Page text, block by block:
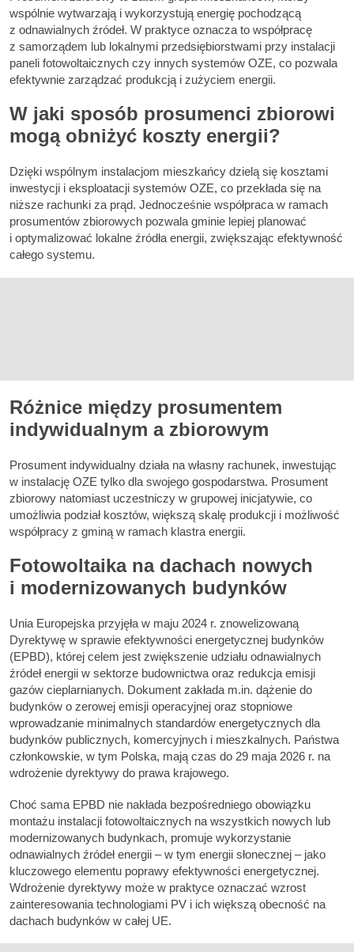
wspólnie wytwarzają i wykorzystują energię pochodzącą
z odnawialnych źródeł. W praktyce oznacza to współpracę
z samorządem lub lokalnymi przedsiębiorstwami przy instalacji
paneli fotowoltaicznych czy innych systemów OZE, co pozwala
efektywnie zarządzać produkcją i zużyciem energii.
W jaki sposób prosumenci zbiorowi
mogą obniżyć koszty energii?
Dzięki wspólnym instalacjom mieszkańcy dzielą się kosztami
inwestycji i eksploatacji systemów OZE, co przekłada się na
niższe rachunki za prąd. Jednocześnie współpraca w ramach
prosumentów zbiorowych pozwala gminie lepiej planować
i optymalizować lokalne źródła energii, zwiększając efektywność
całego systemu.
Różnice między prosumentem
indywidualnym a zbiorowym
Prosument indywidualny działa na własny rachunek, inwestując
w instalację OZE tylko dla swojego gospodarstwa. Prosument
zbiorowy natomiast uczestniczy w grupowej inicjatywie, co
umożliwia podział kosztów, większą skalę produkcji i możliwość
współpracy z gminą w ramach klastra energii.
Fotowoltaika na dachach nowych
i modernizowanych budynków
Unia Europejska przyjęła w maju 2024 r. znowelizowaną
Dyrektywę w sprawie efektywności energetycznej budynków
(EPBD), której celem jest zwiększenie udziału odnawialnych
źródeł energii w sektorze budownictwa oraz redukcja emisji
gazów cieplarnianych. Dokument zakłada m.in. dążenie do
budynków o zerowej emisji operacyjnej oraz stopniowe
wprowadzanie minimalnych standardów energetycznych dla
budynków publicznych, komercyjnych i mieszkalnych. Państwa
członkowskie, w tym Polska, mają czas do 29 maja 2026 r. na
wdrożenie dyrektywy do prawa krajowego.
Choć sama EPBD nie nakłada bezpośredniego obowiązku
montażu instalacji fotowoltaicznych na wszystkich nowych lub
modernizowanych budynkach, promuje wykorzystanie
odnawialnych źródeł energii – w tym energii słonecznej – jako
kluczowego elementu poprawy efektywności energetycznej.
Wdrożenie dyrektywy może w praktyce oznaczać wzrost
zainteresowania technologiami PV i ich większą obecność na
dachach budynków w całej UE.